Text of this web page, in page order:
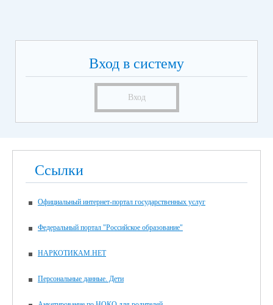
Вход в систему
Вход
Ссылки
Официальный интернет-портал государственных услуг
Федеральный портал "Российское образование"
НАРКОТИКАМ.НЕТ
Персональные данные. Дети